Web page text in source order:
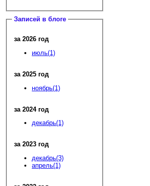
Записей в блоге
за 2026 год
июль(1)
за 2025 год
ноябрь(1)
за 2024 год
декабрь(1)
за 2023 год
декабрь(3)
апрель(1)